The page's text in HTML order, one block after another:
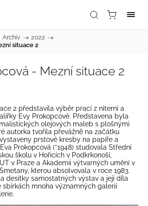
Archiv / 2022 /
situace 2
- Mezní situace 2
2 představila výběr prací z niterní a
Evy Prokopcové. Představena byla
olejových maleb s plošnými
autorka tvořila převážně na začátku
prstové kresby na papíře a
Eva Prokopcová (*1948) studovala Střední
školu v Hořicích v Podkrkonoší,
v Praze a Akademii výtvarných umění v
kterou absolvovala v roce 1983.
desítky samostatných výstav a její díla
sbírkách mnoha významných galerií